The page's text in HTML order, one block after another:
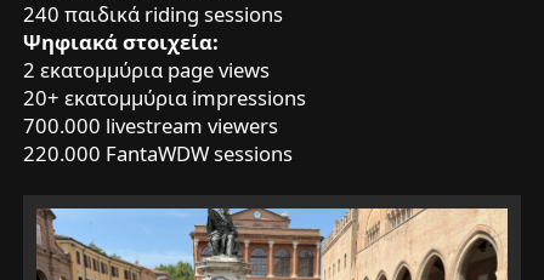
240 παιδικά riding sessions
Ψηφιακά στοιχεία:
2 εκατομμύρια page views
20+ εκατομμύρια impressions
700.000 livestream viewers
220.000 FantaWDW sessions